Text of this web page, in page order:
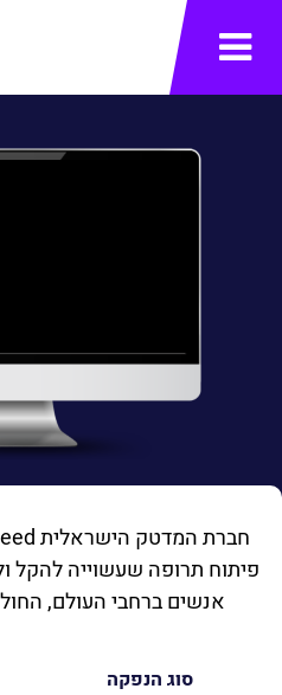
תפריט
פיתוח תרופה שעשוייה להקל
אנשים ברחבי העולם,
סוג הנפקה